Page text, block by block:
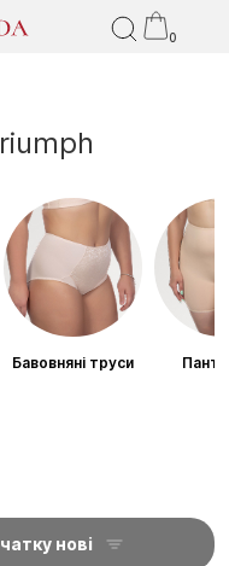
0
Бавовняні труси
нові